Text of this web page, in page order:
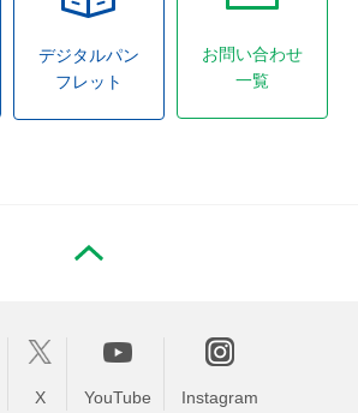
デジタルパン
フレット
お問い合わせ
一覧
X YouTube Instagram